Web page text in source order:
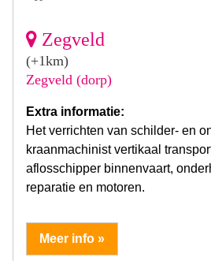
Zegveld
(+1km)
Zegveld (dorp)
Extra informatie:
Het verrichten van schilder- en
kraanmachinist vertikaal
aflosschipper binnenvaart,
reparatie en motoren.
Meer info »